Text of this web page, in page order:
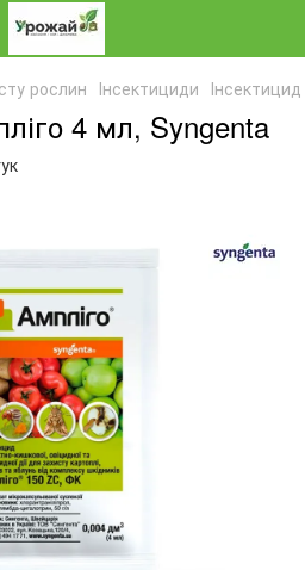
рослин Інсектициди
4 мл, Syngenta